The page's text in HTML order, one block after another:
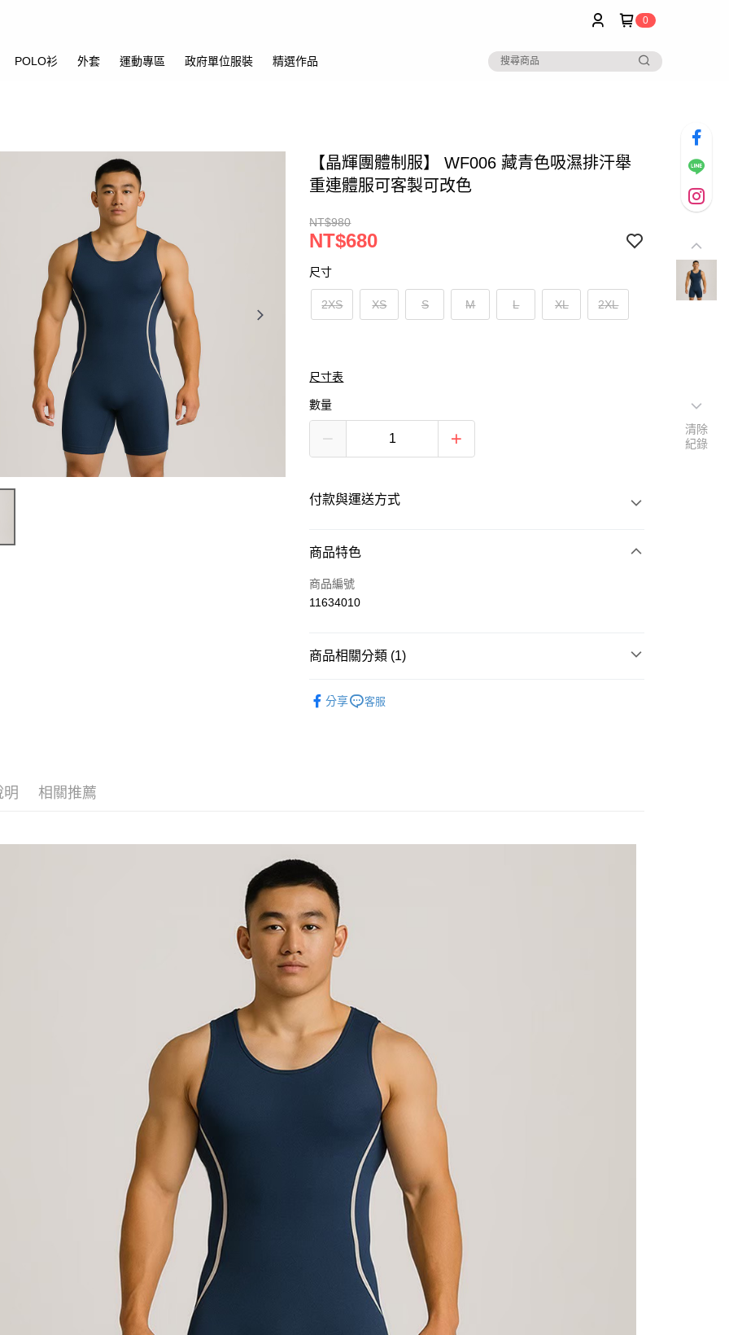
0
POLO衫 外套 運動專區 政府單位服裝 精選作品
【晶輝團體制服】 WF006 藏青色吸濕排汗舉
重連體服可客製可改色
NT$980
NT$680
尺寸
2XS XS S M L XL 2XL
尺寸表
數量
付款與運送方式
付款方式
信用卡一次付款
黑貓
商品特色
商品編號
11634010
商品相關分類 (1)
分享
客服
明 相關推薦
清除
紀錄